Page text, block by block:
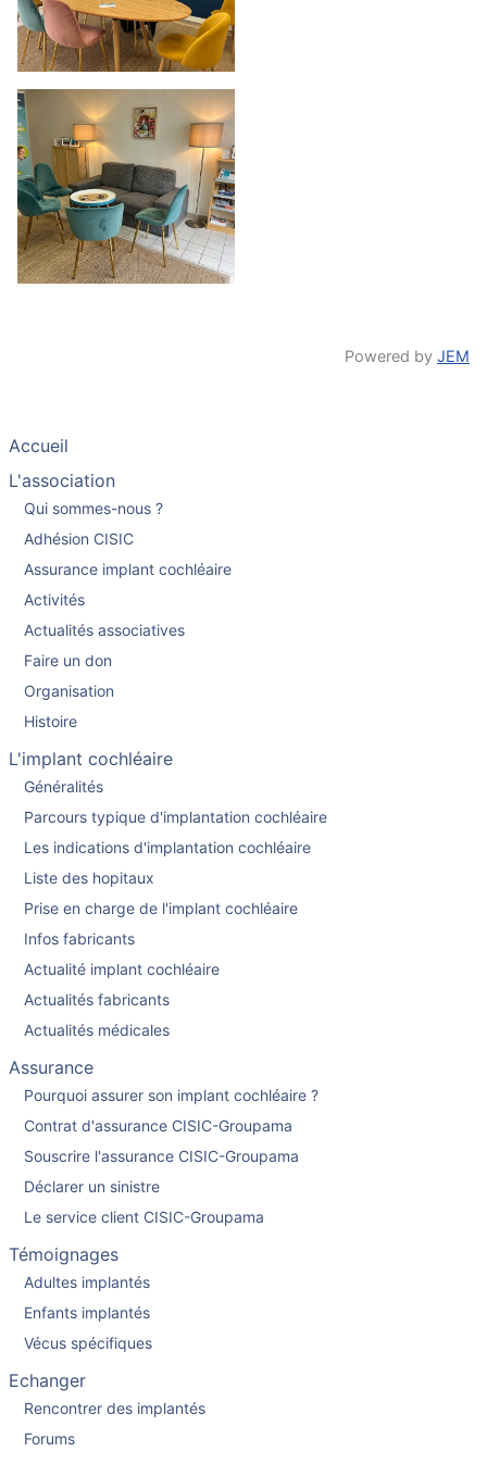
Powered by JEM
Accueil
L'association
Qui sommes-nous ?
Adhésion CISIC
Assurance implant cochléaire
Activités
Actualités associatives
Faire un don
Organisation
Histoire
L'implant cochléaire
Généralités
Parcours typique d'implantation cochléaire
Les indications d'implantation cochléaire
Liste des hopitaux
Prise en charge de l'implant cochléaire
Infos fabricants
Actualité implant cochléaire
Actualités fabricants
Actualités médicales
Assurance
Pourquoi assurer son implant cochléaire ?
Contrat d'assurance CISIC-Groupama
Souscrire l'assurance CISIC-Groupama
Déclarer un sinistre
Le service client CISIC-Groupama
Témoignages
Adultes implantés
Enfants implantés
Vécus spécifiques
Echanger
Rencontrer des implantés
Forums